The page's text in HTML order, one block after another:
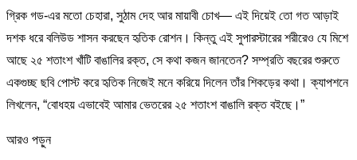
গ্রিক গড-এর মতো চেহারা, সুঠাম দেহ আর মায়াবী চোখ— এই দিয়েই তো গত আড়াই
দশক ধরে বলিউড শাসন করছেন হৃতিক রোশন। কিন্তু এই সুপারস্টারের শরীরেও যে মিশে
আছে ২৫ শতাংশ খাঁটি বাঙালির রক্ত, সে কথা কজন জানতেন? সম্প্রতি বছরের শুরুতে
একগুচ্ছ ছবি পোস্ট করে হৃতিক নিজেই মনে করিয়ে দিলেন তাঁর শিকড়ের কথা। ক্যাপশনে
লিখলেন, “বোধহয় এভাবেই আমার ভেতরের ২৫ শতাংশ বাঙালি রক্ত বইছে।”
আরও পড়ুন